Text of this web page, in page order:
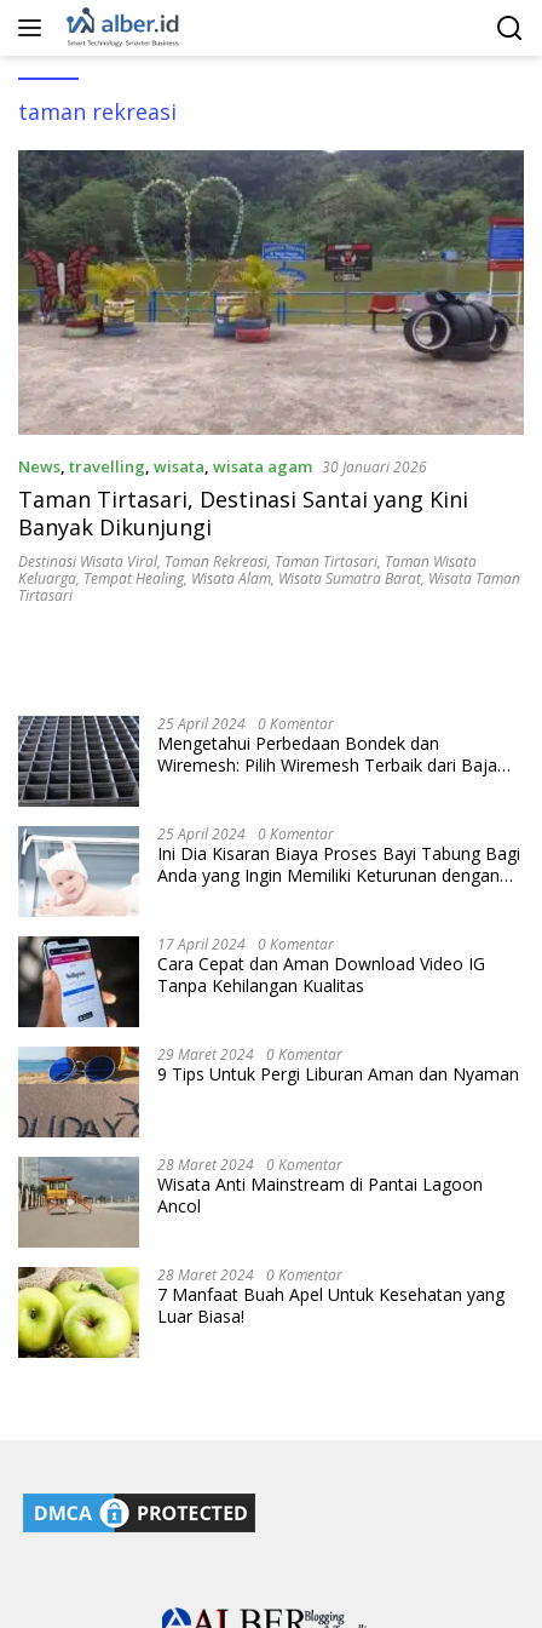
Langsung
taman rekreasi
News, travelling, wisata, wisata agam 30 Januari 2026
Taman Tirtasari, Destinasi Santai yang Kini
Banyak Dikunjungi
Destinasi Wisata Viral, Taman Rekreasi, Taman Tirtasari, Taman Wisata
Keluarga, Tempat Healing, Wisata Alam, Wisata Sumatra Barat, Wisata Taman
Tirtasari
25 April 2024 0 Komentar
Mengetahui Perbedaan Bondek dan
Wiremesh: Pilih Wiremesh Terbaik dari Baja
25 April 2024 0 Komentar
Ini Dia Kisaran Biaya Proses Bayi Tabung Bagi
Anda yang Ingin Memiliki Keturunan dengan
17 April 2024 0 Komentar
Cara Cepat dan Aman Download Video IG
Tanpa Kehilangan Kualitas
29 Maret 2024 0 Komentar
9 Tips Untuk Pergi Liburan Aman dan Nyaman
28 Maret 2024 0 Komentar
Wisata Anti Mainstream di Pantai Lagoon
Ancol
28 Maret 2024 0 Komentar
7 Manfaat Buah Apel Untuk Kesehatan yang
Luar Biasa!